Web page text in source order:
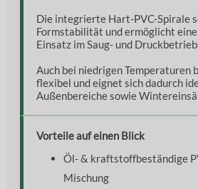
Die integrierte Hart-PVC-Spirale
Formstabilität und ermöglicht
Einsatz im Saug- und Druckbetrieb.
Auch bei niedrigen Temperaturen
flexibel und eignet sich dadurch
Außenbereiche sowie
Vorteile auf einen Blick
Öl- & kraftstoffbeständige
Mischung